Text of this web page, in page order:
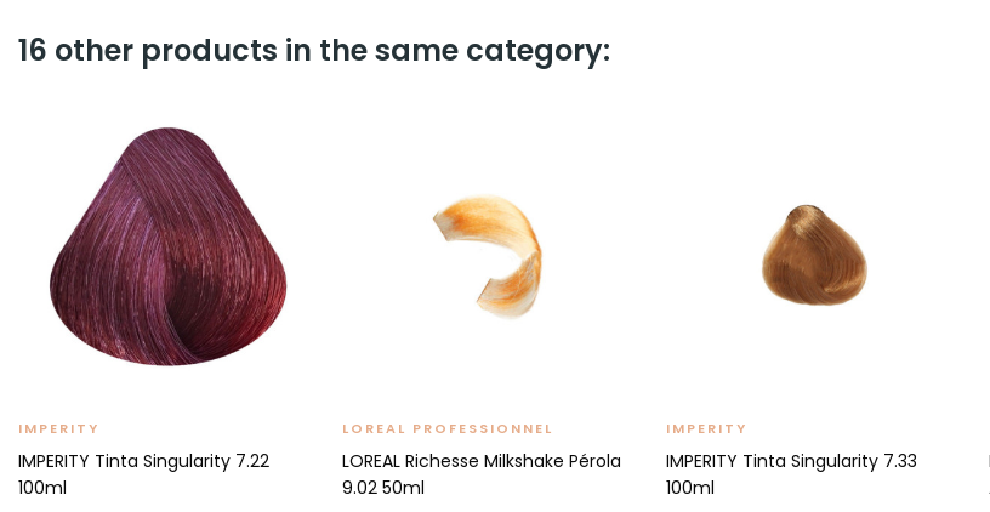
16 other products in the same category:
IMPERITY
IMPERITY Tinta Singularity 7.22
100ml
LOREAL PROFESSIONNEL
LOREAL Richesse Milkshake Pérola
9.02 50ml
IMPERITY
IMPERITY Tinta Singularity 7.33
100ml